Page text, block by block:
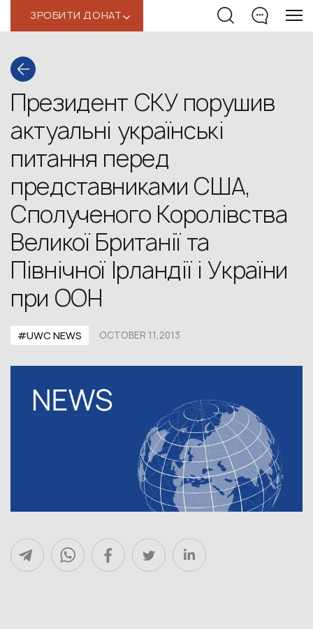
ЗРОБИТИ ДОНАТ‹
Президент СКУ порушив
актуальні українські
питання перед
представниками США,
Сполученого Королівства
Великої Британії та
Північної Ірландії і України
при ООН
#UWC NEWS OCTOBER 11,2013